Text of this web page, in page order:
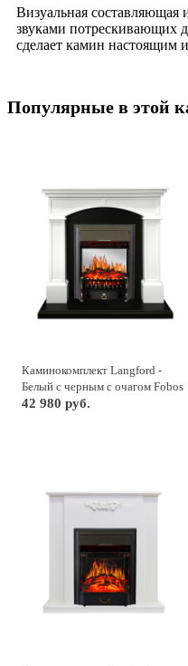
Визуальная составляющая
звуками потрескивающих
сделает камин настоящим
Популярные в этой
Каминокомплект Langford -
Белый с черным с очагом Fobos
FX M Black
42 980 руб.